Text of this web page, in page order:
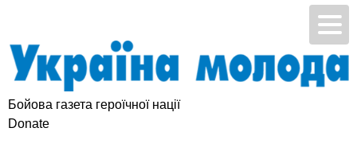
Бойова газета героїчної нації
Donate